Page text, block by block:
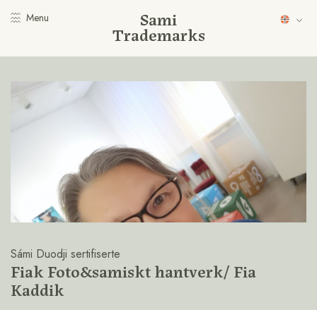
Menu Sami
Trademarks
Sámi Duodji sertifiserte
Fiak Foto&samiskt hantverk/ Fia
Kaddik